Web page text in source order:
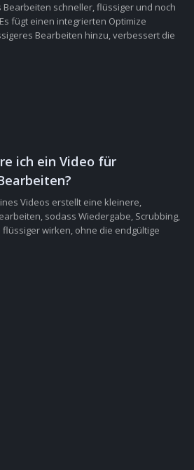
Bearbeiten schneller, flüssiger und noch
fügt einen integrierten Optimize
Bearbeiten hinzu, verbessert die
ich ein Video für
Videos erstellt eine kleinere,
sodass Wiedergabe, Scrubbing,
wirken, ohne die endgültige